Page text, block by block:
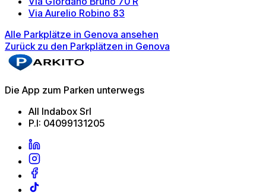
Via Aurelio Robino 83
Alle Parkplätze in Genova ansehen
Zurück zu den Parkplätzen in Genova
Die App zum Parken unterwegs
All Indabox Srl
P.I: 04099131205